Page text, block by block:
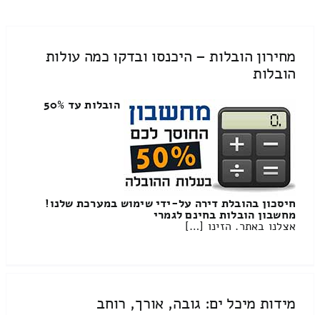
מחירון הובלות – היכנסו ובדקו כמה עולות
הובלות
הובלות עד 50%
חיסכון בהובלת דירה על-ידי שימוש במערכת שלנו!
מחשבון הובלות בחינם לגמרי
אצלנו באתר. הזינו […]
מידות מיכל ים: גובה, אורך, רוחב